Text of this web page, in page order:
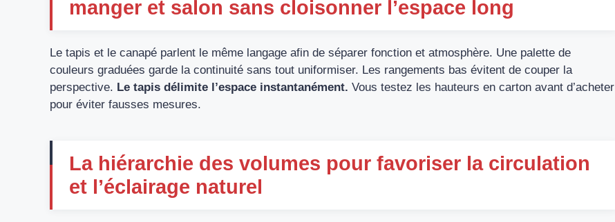
manger et salon sans cloisonner l’espace long
Le tapis et le canapé parlent le même langage afin de séparer fonction et atmosphère. Une palette de
couleurs graduées garde la continuité sans tout uniformiser. Les rangements bas évitent de couper la
perspective. Le tapis délimite l’espace instantanément. Vous testez les hauteurs en carton avant d’acheter
pour éviter fausses mesures.
La hiérarchie des volumes pour favoriser la circulation
et l’éclairage naturel